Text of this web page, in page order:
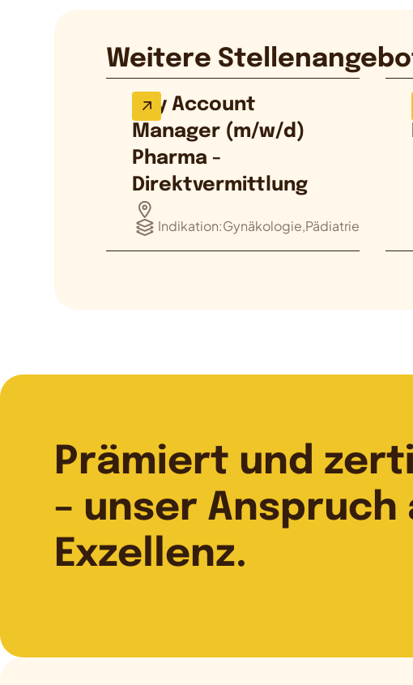
Weitere
Key Account
Manager (m/w/d)
Pharma -
Direktvermittlung
Indikation:Gynäkologie,Pädiatrie
Prämiert und
– unser Anspruch
Exzellenz.